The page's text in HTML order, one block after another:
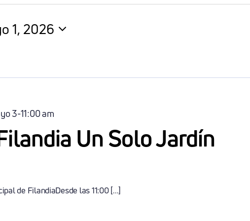
1, 2026
Un Solo Jardín
3-11:00 am
de FilandiaDesde las 11:00 [...]